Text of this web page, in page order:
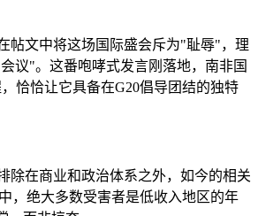
帖文中将这场国际盛会斥为"耻辱"，理
议"。这番咆哮式发言刚落地，南非国
恰恰让它具备在G20倡导团结的独特
除在商业和政治体系之外，如今的相关
，绝大多数受害者是低收入地区的年